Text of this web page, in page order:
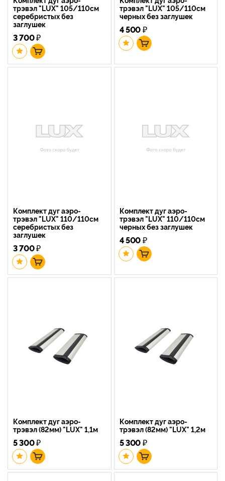
трэвэл "LUX" 105/110см
серебристых без
заглушек
3 700₽
трэвэл "LUX" 105/110см
черных без заглушек
4 500₽
Комплект дуг аэро-
трэвэл "LUX" 110/110см
серебристых без
заглушек
3 700₽
Комплект дуг аэро-
трэвэл "LUX" 110/110см
черных без заглушек
4 500₽
Комплект дуг аэро-
трэвэл (82мм) "LUX" 1,1м
5 300₽
Комплект дуг аэро-
трэвэл (82мм) "LUX" 1,2м
5 300₽